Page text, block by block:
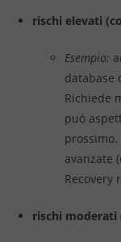
rischi elevati
Esempio:
database
Richiede
può
avanzate
Recovery
rischi moderati